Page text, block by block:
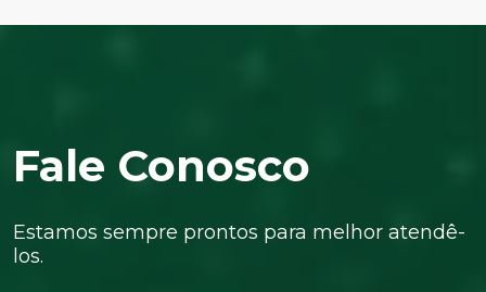
Fale Conosco
Estamos sempre prontos para melhor atendê-
los.